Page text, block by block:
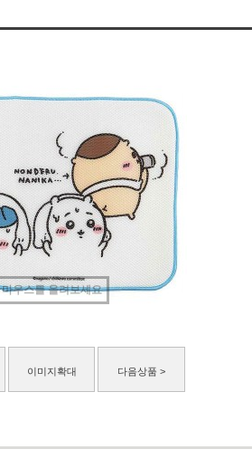
마우스를 올려보세요
이미지확대 다음상품 >